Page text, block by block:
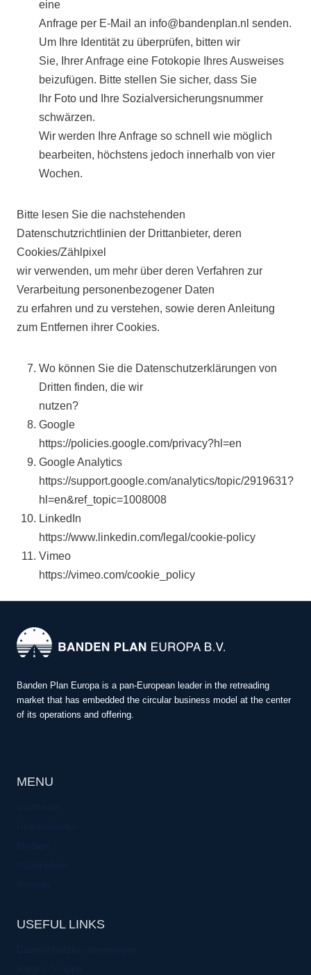
eine
Anfrage per E-Mail an info@bandenplan.nl senden.
Um Ihre Identität zu überprüfen, bitten wir
Sie, Ihrer Anfrage eine Fotokopie Ihres Ausweises
beizufügen. Bitte stellen Sie sicher, dass Sie
Ihr Foto und Ihre Sozialversicherungsnummer
schwärzen.
Wir werden Ihre Anfrage so schnell wie möglich
bearbeiten, höchstens jedoch innerhalb von vier
Wochen.
Bitte lesen Sie die nachstehenden
Datenschutzrichtlinien der Drittanbieter, deren
Cookies/Zählpixel
wir verwenden, um mehr über deren Verfahren zur
Verarbeitung personenbezogener Daten
zu erfahren und zu verstehen, sowie deren Anleitung
zum Entfernen ihrer Cookies.
Wo können Sie die Datenschutzerklärungen von
Dritten finden, die wir
nutzen?
Google
https://policies.google.com/privacy?hl=en
Google Analytics
https://support.google.com/analytics/topic/2919631?
hl=en&ref_topic=1008008
LinkedIn
https://www.linkedin.com/legal/cookie-policy
Vimeo
https://vimeo.com/cookie_policy
Banden Plan Europa is a pan-European leader in the retreading
market that has embedded the circular business model at the center
of its operations and offering.
MENU
USEFUL LINKS